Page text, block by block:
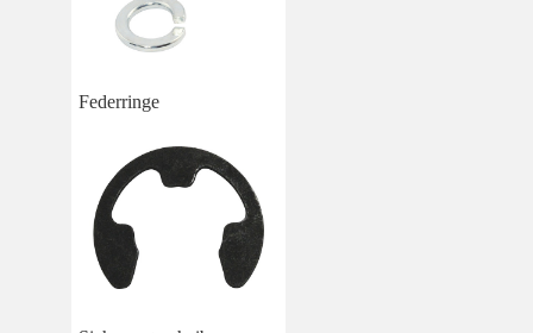
Federringe